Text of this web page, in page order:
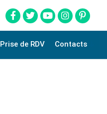
Prise de RDV Contacts